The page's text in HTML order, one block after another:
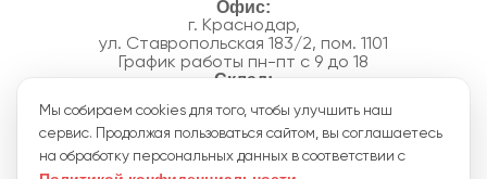
г. Краснодар,
ул. Ставропольская 183/2, пом. 1101
График работы пн-пт с 9 до 18
п. Новознаменский, ул.Производственная, 15
График работы склада пн-пт с 8 до 18
Акции
Мы собираем cookies для того, чтобы улучшить наш
сервис. Продолжая пользоваться сайтом, вы соглашаетесь
на обработку персональных данных в соответствии с